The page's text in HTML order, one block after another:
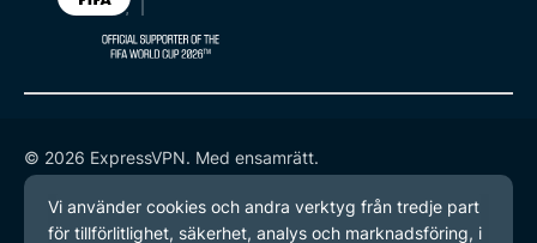
© 2026 ExpressVPN. Med ensamrätt.
Integritetspolicy
Användarvillkor